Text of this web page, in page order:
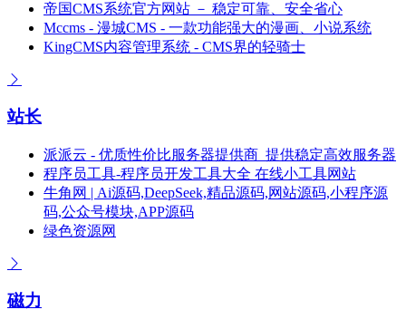
帝国CMS系统官方网站 － 稳定可靠、安全省心
Mccms - 漫城CMS - 一款功能强大的漫画、小说系统
KingCMS内容管理系统 - CMS界的轻骑士
站长
派派云 - 优质性价比服务器提供商_提供稳定高效服务器
程序员工具-程序员开发工具大全 在线小工具网站
牛角网 | Ai源码,DeepSeek,精品源码,网站源码,小程序源
码,公众号模块,APP源码
绿色资源网
磁力